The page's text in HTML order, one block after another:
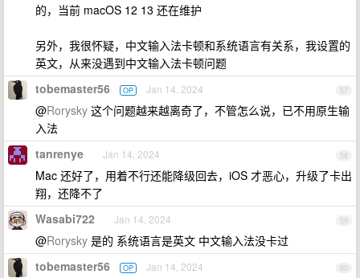
的，当前 macOS 12 13 还在维护
另外，我很怀疑，中文输入法卡顿和系统语言有关系，我设置的
英文，从来没遇到中文输入法卡顿问题
57
tobemaster56 OP Jan 14, 2024
@Rorysky 这个问题越来越离奇了，不管怎么说，已不用原生输
入法
58
tanrenye Jan 14, 2024
Mac 还好了，用着不行还能降级回去，iOS 才恶心，升级了卡出
翔，还降不了
59
Wasabi722 Jan 14, 2024
@Rorysky 是的 系统语言是英文 中文输入法没卡过
60
tobemaster56 OP Jan 14, 2024